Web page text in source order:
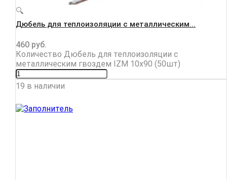
🔍
Дюбель для теплоизоляции с металлическим...
460 руб.
Количество Дюбель для теплоизоляции с
металлическим гвоздем IZM 10х90 (50шт)
19 в наличии